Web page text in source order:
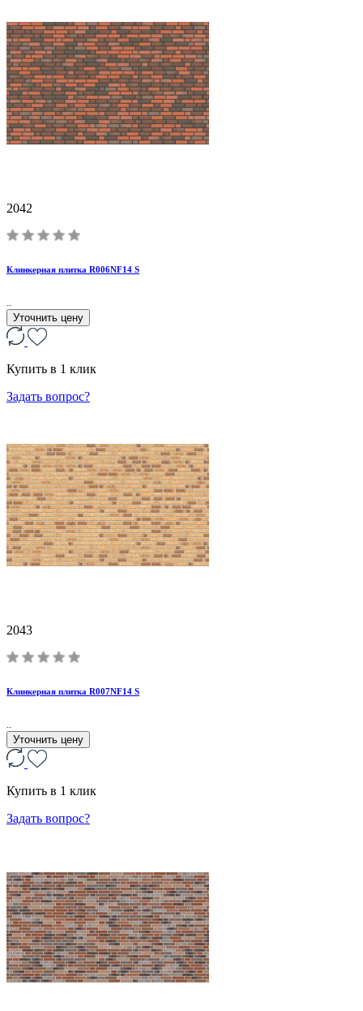
2042
Клинкерная плитка R006NF14 S
Уточнить цену
Купить в 1 клик
Задать вопрос?
2043
Клинкерная плитка R007NF14 S
Уточнить цену
Купить в 1 клик
Задать вопрос?